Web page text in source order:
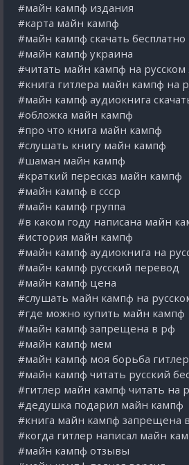
#майн кампф издания
#карта майн кампф
#майн кампф скачать бесплатно
#майн кампф украина
#читать майн кампф на русском
#книга гитлера майн кампф на
#майн кампф аудиокнига
#обложка майн кампф
#про что книга майн кампф
#слушать книгу майн кампф
#шаман майн кампф
#краткий пересказ майн кампф
#майн кампф в ссср
#майн кампф группа
#в каком году написана майн
#история майн кампф
#майн кампф аудиокнига на
#майн кампф русский перевод
#майн кампф цена
#слушать майн кампф на
#где можно купить майн кампф
#майн кампф запрещена в рф
#майн кампф мем
#майн кампф моя борьба гитлер
#майн кампф читать русский
#гитлер майн кампф читать на
#дедушка подарил майн кампф
#книга майн кампф запрещена
#когда гитлер написал майн
#майн кампф отзывы